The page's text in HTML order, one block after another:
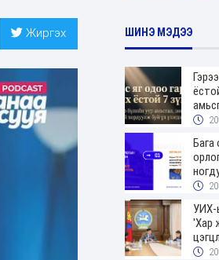
Жиргэх ШИНЭ МЭДЭЭ
Бага
УИХ-
'Хар